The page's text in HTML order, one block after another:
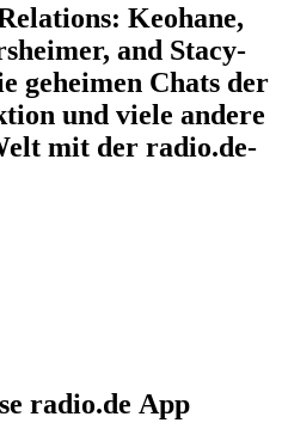
Keohane,
and Stacy-
geheimen Chats der
und viele andere
mit der radio.de-
radio.de App